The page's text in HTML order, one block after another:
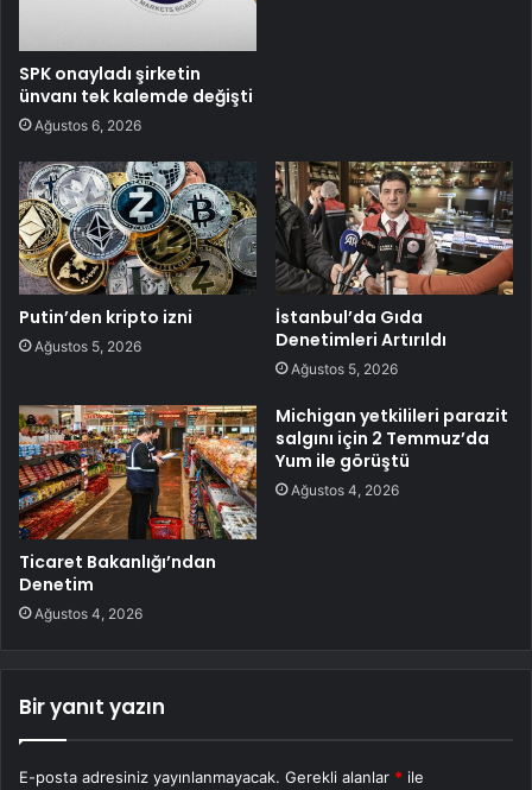
SPK onayladı şirketin
ünvanı tek kalemde değişti
Ağustos 6, 2026
Putin’den kripto izni
Ağustos 5, 2026
İstanbul’da Gıda
Denetimleri Artırıldı
Ağustos 5, 2026
Ticaret Bakanlığı’ndan
Denetim
Ağustos 4, 2026
Michigan yetkilileri parazit
salgını için 2 Temmuz’da
Yum ile görüştü
Ağustos 4, 2026
Bir yanıt yazın
E-posta adresiniz yayınlanmayacak. Gerekli alanlar * ile